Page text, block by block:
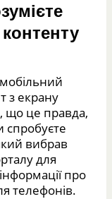
з екрану
що це правда,
спробуєте
вибрав
для
про
телефонів.